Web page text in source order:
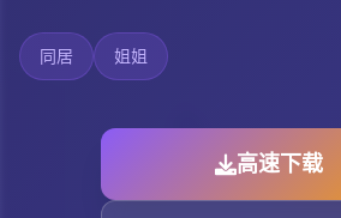
同居 姐姐
高速下载